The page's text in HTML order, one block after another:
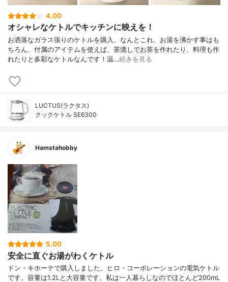
4.00
オシャレなケトルでキッチンに映えを！
お洒落なガラス張りのケトルを購入。なんとこれ、お湯を沸かす事はも
ちろん、付属のアイテムを使えば、茶漉しでお茶を作れたり、料理も作
れたりと多彩なケトルなんです！温…続きを見る
LUCTUS(ラクタス)
クックケトル SE6300
Hamstahobby
5.00
安全に直ぐお湯がわくケトル
ドン・キホーテで購入しました。ヒロ・コーポレーションの電気ケトル
です。容量は1.2Lと大容量です。私は一人暮らしなのでほとんど200mL